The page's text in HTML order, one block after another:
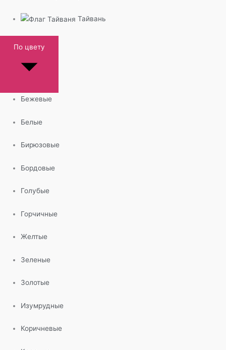
Тайвань
По цвету
Бежевые
Белые
Бирюзовые
Бордовые
Голубые
Горчичные
Желтые
Зеленые
Золотые
Изумрудные
Коричневые